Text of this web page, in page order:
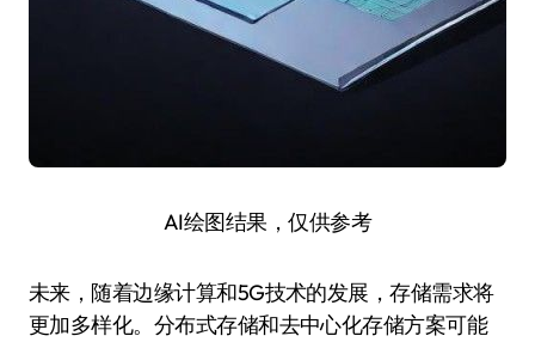
AI绘图结果，仅供参考
未来，随着边缘计算和5G技术的发展，存储需求将
更加多样化。分布式存储和去中心化存储方案可能